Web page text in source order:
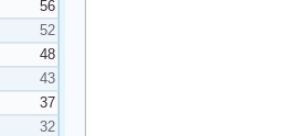
56
52
48
43
37
32